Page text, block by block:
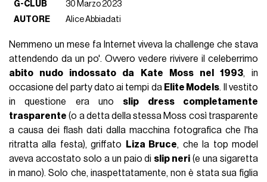
G-CLUB
30 Marzo 2023
AUTORE
Alice Abbiadati
Nemmeno un mese fa Internet viveva la challenge che stava
attendendo da un po'. Ovvero vedere rivivere il celeberrimo
abito nudo indossato da Kate Moss nel 1993, in
occasione del party dato ai tempi da Elite Models. Il vestito
in questione era uno slip dress completamente
trasparente (o a detta della stessa Moss così trasparente
a causa dei flash dati dalla macchina fotografica che l'ha
ritratta alla festa), griffato
Liza Bruce, che la top model
aveva accostato solo a un paio di slip neri (e una sigaretta
in mano). Solo che, inaspettatamente, non è stata sua figlia